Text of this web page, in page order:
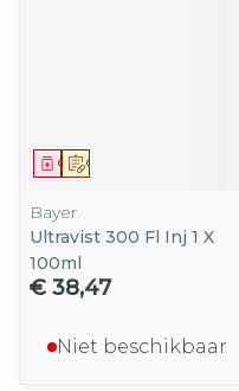
Op voorschrift
Geneesmiddel
Bayer
Ultravist 300 Fl Inj 1 X
100ml
€ 38,47
Niet beschikbaar